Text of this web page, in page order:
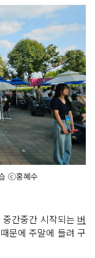
ⓒ홍혜수
간중간 시작되는 버
문에 주말에 들려 구